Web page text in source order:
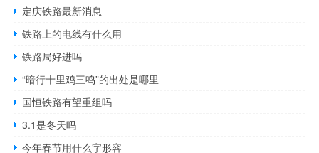
定庆铁路最新消息
铁路上的电线有什么用
铁路局好进吗
“暗行十里鸡三鸣”的出处是哪里
国恒铁路有望重组吗
3.1是冬天吗
今年春节用什么字形容